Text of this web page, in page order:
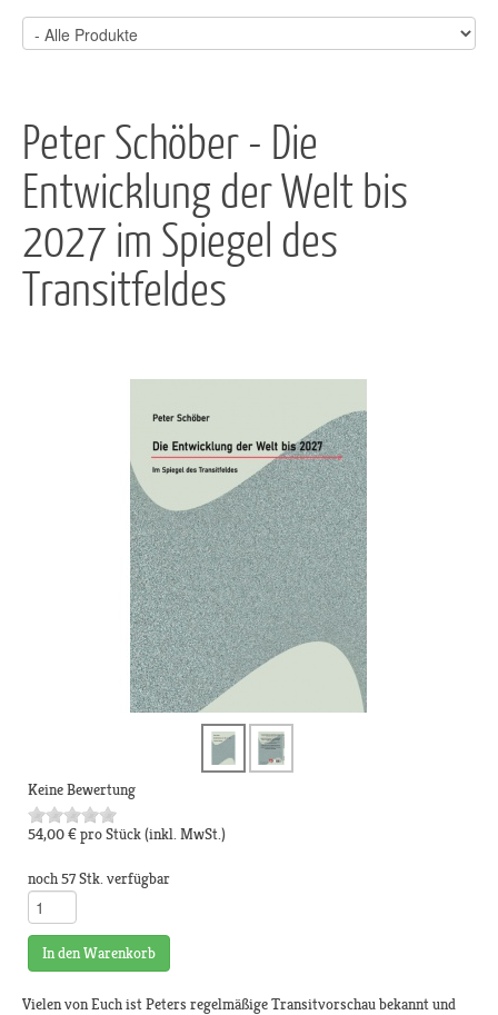
Peter Schöber - Die
Entwicklung der Welt bis
2027 im Spiegel des
Transitfeldes
Keine Bewertung
54,00 €pro Stück(inkl. MwSt.)
noch 57 Stk. verfügbar
In den Warenkorb
Vielen von Euch ist Peters regelmäßige Transitvorschau bekannt und